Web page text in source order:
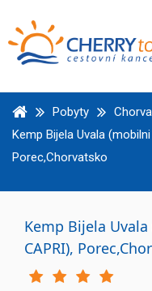
Pobyty
Kemp Bijela Uvala
Porec,Chorvatsko
Kemp Bijela
CAPRI),